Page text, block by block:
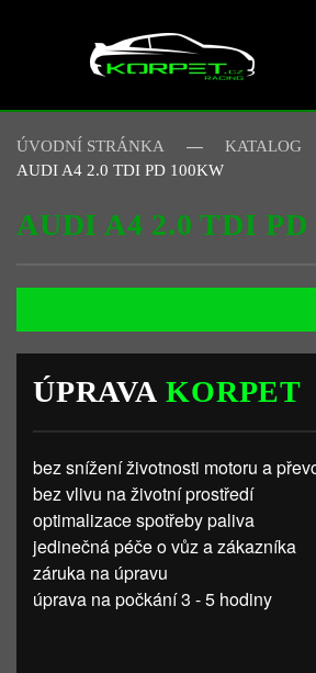
Skip to main content
ÚVODNÍ STRÁNKA KATALOG
AUDI A4 2.0 TDI PD 100KW
AUDI A4 2.0 TDI PD
ÚPRAVAKORPET
bez snížení životnosti motoru a
bez vlivu na životní prostředí
optimalizace spotřeby paliva
jedinečná péče o vůz a zákazníka
záruka na úpravu
úprava na počkání 3 - 5 hodiny